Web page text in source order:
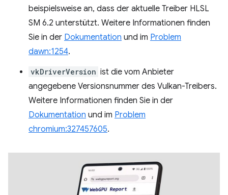
beispielsweise an, dass der aktuelle Treiber HLSL
SM 6.2 unterstützt. Weitere Informationen finden
Sie in der Dokumentation und im Problem
dawn:1254.
vkDriverVersion ist die vom Anbieter
angegebene Versionsnummer des Vulkan-Treibers.
Weitere Informationen finden Sie in der
Dokumentation und im Problem
chromium:327457605.